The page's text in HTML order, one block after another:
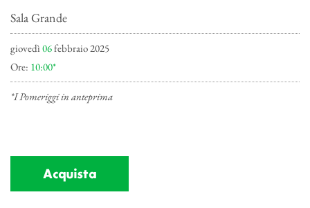
Sala Grande
giovedì 06febbraio 2025
Ore: 10:00*
*I Pomeriggi in anteprima
Acquista